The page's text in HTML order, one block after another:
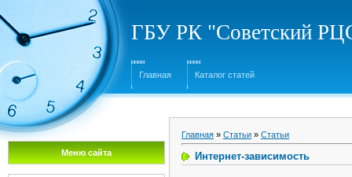
ГБУ РК "Советский
Главная Каталог статей
Меню сайта
Главная » Статьи » Статьи
Интернет-зависимость